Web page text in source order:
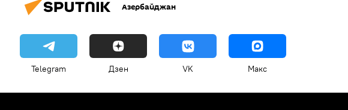
Азербайджан
Telegram Дзен VK Макс